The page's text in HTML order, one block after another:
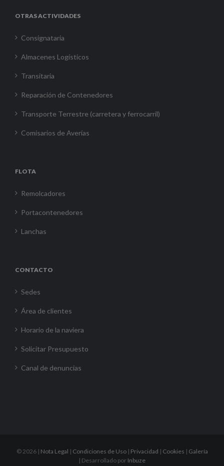
OTRAS ACTIVIDADES
Consignataria
Almacenes Logísticos
Transitaria
Reparación de Contenedores
Transporte Terrestre (carretera y ferrocarril)
Comisarios de Averías
FLOTA
Remolcadores
Portacontenedores
Lanchas
CONTACTO
Sedes
Área de clientes
Horario de la naviera
Solicitar Presupuesto
Canal de denuncias
© 2026 | Nota Legal | Condiciones de Uso| Privacidad | Cookies | Galería
| Desarrollado por Inbuze